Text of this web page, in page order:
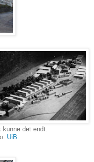
kunne det endt.
UiB